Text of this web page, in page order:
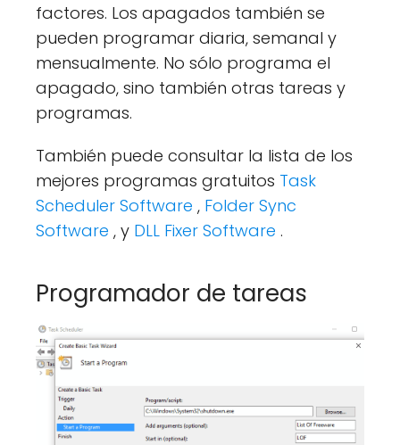
factores. Los apagados también se
pueden programar diaria, semanal y
mensualmente. No sólo programa el
apagado, sino también otras tareas y
programas.
También puede consultar la lista de los
mejores programas gratuitos Task
Scheduler Software , Folder Sync
Software , y DLL Fixer Software .
Programador de tareas